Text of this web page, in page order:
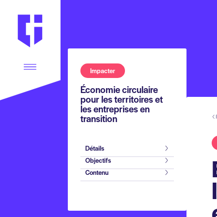
Collège d'Ingénierie – Accueil
Impacter
Économie circulaire
pour les territoires et
les entreprises en
transition
Détails
Objectifs
Contenu